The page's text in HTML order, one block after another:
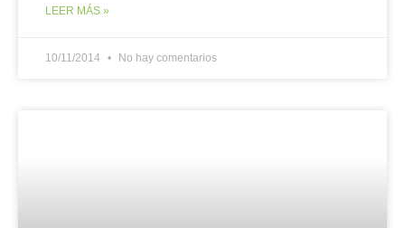
LEER MÁS »
10/11/2014 No hay comentarios